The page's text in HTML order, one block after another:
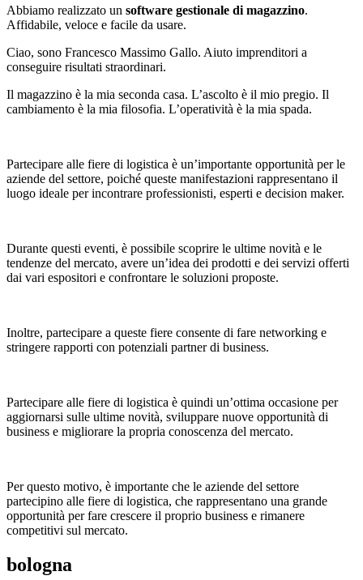
Abbiamo realizzato un software gestionale di magazzino.
Affidabile, veloce e facile da usare.
Ciao, sono Francesco Massimo Gallo. Aiuto imprenditori a
conseguire risultati straordinari.
Il magazzino è la mia seconda casa. L’ascolto è il mio pregio. Il
cambiamento è la mia filosofia. L’operatività è la mia spada.
Partecipare alle fiere di logistica è un’importante opportunità per le
aziende del settore, poiché queste manifestazioni rappresentano il
luogo ideale per incontrare professionisti, esperti e decision maker.
Durante questi eventi, è possibile scoprire le ultime novità e le
tendenze del mercato, avere un’idea dei prodotti e dei servizi offerti
dai vari espositori e confrontare le soluzioni proposte.
Inoltre, partecipare a queste fiere consente di fare networking e
stringere rapporti con potenziali partner di business.
Partecipare alle fiere di logistica è quindi un’ottima occasione per
aggiornarsi sulle ultime novità, sviluppare nuove opportunità di
business e migliorare la propria conoscenza del mercato.
Per questo motivo, è importante che le aziende del settore
partecipino alle fiere di logistica, che rappresentano una grande
opportunità per fare crescere il proprio business e rimanere
competitivi sul mercato.
bologna